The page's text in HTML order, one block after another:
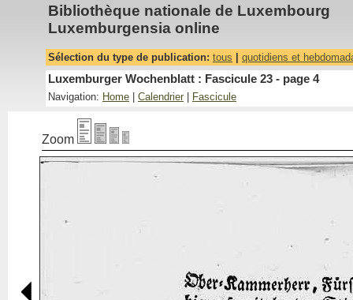
Bibliothèque nationale de Luxembourg
Luxemburgensia online
Sélection du type de publication: tous quotidiens et
Luxemburger Wochenblatt : Fascicule 23 - page 4
Navigation: Home Calendrier Fascicule
Zoom